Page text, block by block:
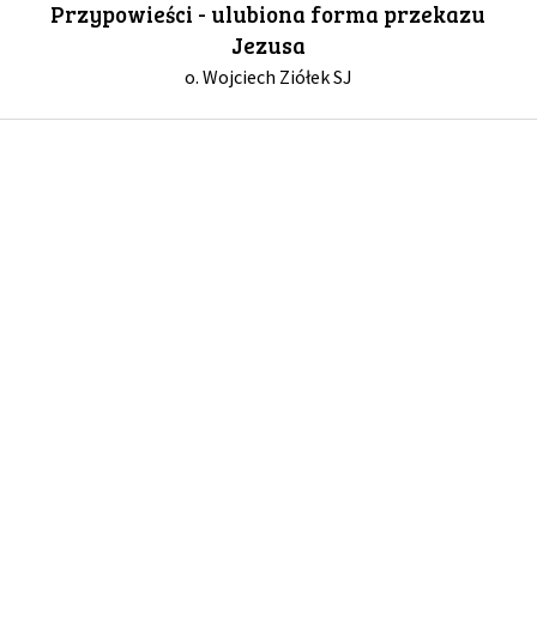
GALERIA
Przypowieści - ulubiona forma przekazu
Jezusa
o. Wojciech Ziółek SJ